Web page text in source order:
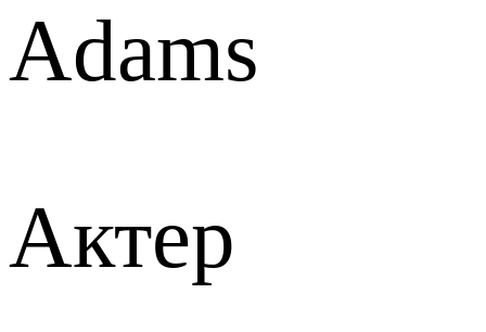
Adams
Актер